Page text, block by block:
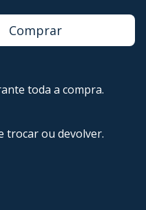
toda a compra.
trocar ou devolver.